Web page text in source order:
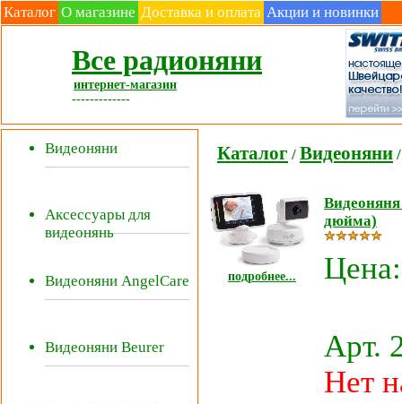
Каталог О магазине Доставка и оплата Акции и новинки
Все радионяни
интернет-магазин
-------------
Видеоняни
Аксессуары для
видеонянь
Видеоняни AngelCare
Видеоняни Beurer
Каталог / Видеоняни /
подробнее...
дюйма)
Арт.
Нет